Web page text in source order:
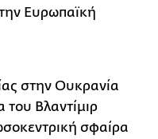
Ευρωπαϊκή
στην Ουκρανία
του Βλαντίμιρ
σφαίρα